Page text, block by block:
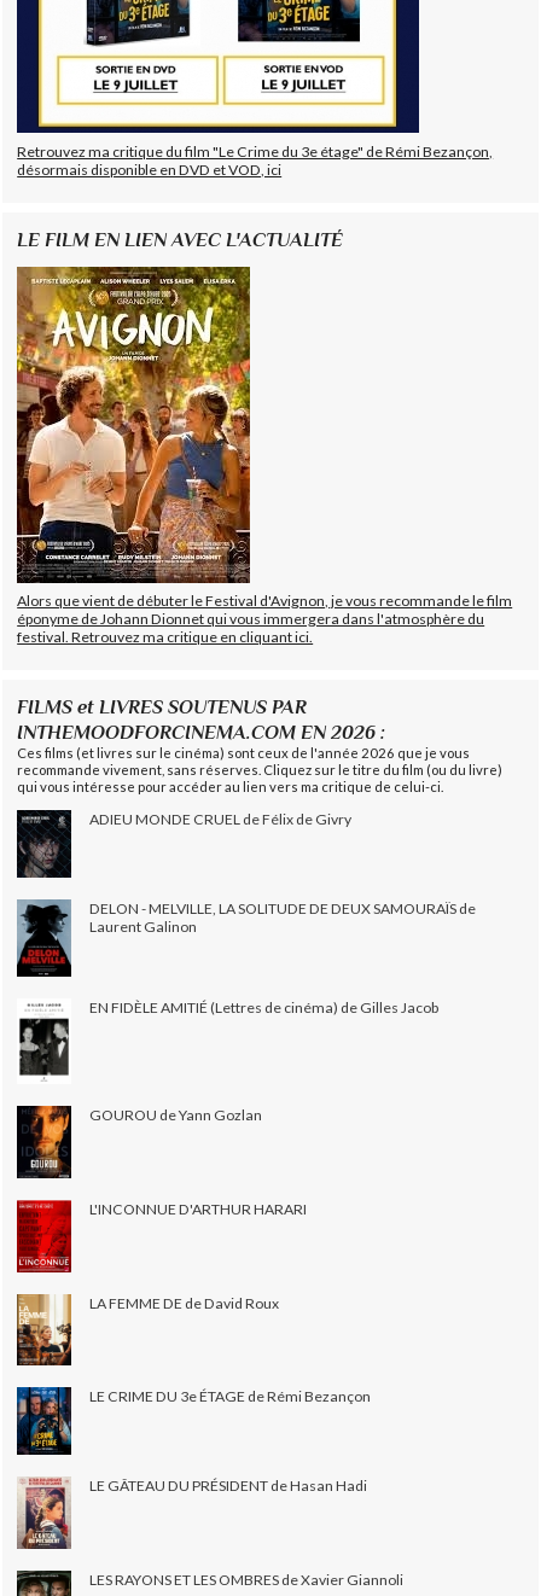
Retrouvez ma critique du film "Le Crime du 3e étage" de Rémi Bezançon,
désormais disponible en DVD et VOD, ici
LE FILM EN LIEN AVEC L'ACTUALITÉ
Alors que vient de débuter le Festival d'Avignon, je vous recommande le film
éponyme de Johann Dionnet qui vous immergera dans l'atmosphère du
festival. Retrouvez ma critique en cliquant ici.
FILMS et LIVRES SOUTENUS PAR
INTHEMOODFORCINEMA.COM EN 2026 :
Ces films (et livres sur le cinéma) sont ceux de l'année 2026 que je vous
recommande vivement, sans réserves. Cliquez sur le titre du film (ou du livre)
qui vous intéresse pour accéder au lien vers ma critique de celui-ci.
ADIEU MONDE CRUEL de Félix de Givry
DELON - MELVILLE, LA SOLITUDE DE DEUX SAMOURAÏS de
Laurent Galinon
EN FIDÈLE AMITIÉ (Lettres de cinéma) de Gilles Jacob
GOUROU de Yann Gozlan
L'INCONNUE D'ARTHUR HARARI
LA FEMME DE de David Roux
LE CRIME DU 3e ÉTAGE de Rémi Bezançon
LE GÂTEAU DU PRÉSIDENT de Hasan Hadi
LES RAYONS ET LES OMBRES de Xavier Giannoli